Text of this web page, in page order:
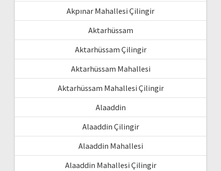
Akpınar Mahallesi Çilingir
Aktarhüssam
Aktarhüssam Çilingir
Aktarhüssam Mahallesi
Aktarhüssam Mahallesi Çilingir
Alaaddin
Alaaddin Çilingir
Alaaddin Mahallesi
Alaaddin Mahallesi Çilingir